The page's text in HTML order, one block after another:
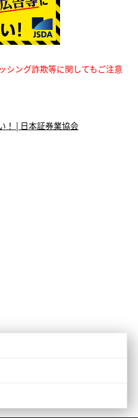
ング詐欺等に関してもご注意
！ | 日本証券業協会